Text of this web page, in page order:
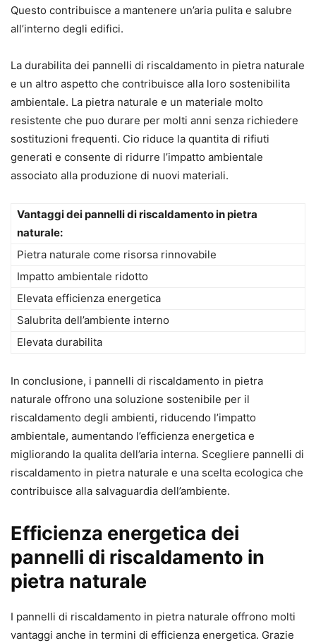
Questo contribuisce a mantenere un’aria pulita e salubre
all’interno degli edifici.
La durabilita dei pannelli di riscaldamento in pietra naturale
e un altro aspetto che contribuisce alla loro sostenibilita
ambientale. La pietra naturale e un materiale molto
resistente che puo durare per molti anni senza richiedere
sostituzioni frequenti. Cio riduce la quantita di rifiuti
generati e consente di ridurre l’impatto ambientale
associato alla produzione di nuovi materiali.
Vantaggi dei pannelli di riscaldamento in pietra
naturale:
Pietra naturale come risorsa rinnovabile
Impatto ambientale ridotto
Elevata efficienza energetica
Salubrita dell’ambiente interno
Elevata durabilita
In conclusione, i pannelli di riscaldamento in pietra
naturale offrono una soluzione sostenibile per il
riscaldamento degli ambienti, riducendo l’impatto
ambientale, aumentando l’efficienza energetica e
migliorando la qualita dell’aria interna. Scegliere pannelli di
riscaldamento in pietra naturale e una scelta ecologica che
contribuisce alla salvaguardia dell’ambiente.
Efficienza energetica dei
pannelli di riscaldamento in
pietra naturale
I pannelli di riscaldamento in pietra naturale offrono molti
vantaggi anche in termini di efficienza energetica. Grazie